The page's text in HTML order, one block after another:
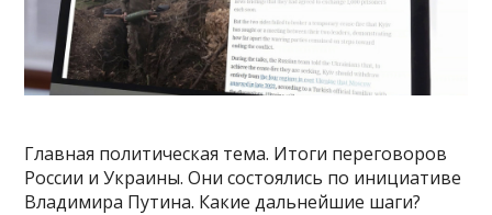
Главная политическая тема. Итоги переговоров
России и Украины. Они состоялись по инициативе
Владимира Путина. Какие дальнейшие шаги?